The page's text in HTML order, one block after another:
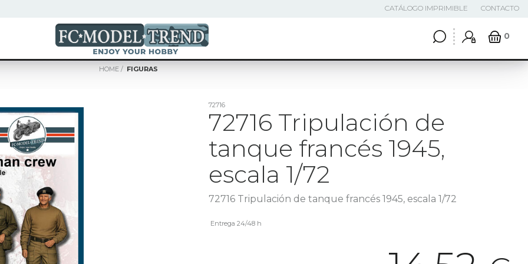
0
CATÁLOGO IMPRIMIBLE CONTACTO
HOME FIGURAS
72716
72716 Tripulación de
tanque francés 1945,
escala 1/72
72716 Tripulación de tanque francés 1945, escala 1/72
Entrega 24/48 h